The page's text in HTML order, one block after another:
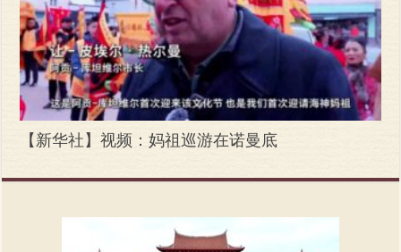
【新华社】视频：妈祖巡游在诺曼底